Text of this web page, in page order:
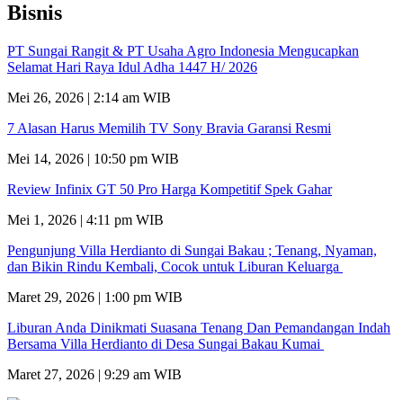
Bisnis
PT Sungai Rangit & PT Usaha Agro Indonesia Mengucapkan
Selamat Hari Raya Idul Adha 1447 H/ 2026
Mei 26, 2026 | 2:14 am WIB
7 Alasan Harus Memilih TV Sony Bravia Garansi Resmi
Mei 14, 2026 | 10:50 pm WIB
Review Infinix GT 50 Pro Harga Kompetitif Spek Gahar
Mei 1, 2026 | 4:11 pm WIB
Pengunjung Villa Herdianto di Sungai Bakau ; Tenang, Nyaman,
dan Bikin Rindu Kembali, Cocok untuk Liburan Keluarga
Maret 29, 2026 | 1:00 pm WIB
Liburan Anda Dinikmati Suasana Tenang Dan Pemandangan Indah
Bersama Villa Herdianto di Desa Sungai Bakau Kumai
Maret 27, 2026 | 9:29 am WIB